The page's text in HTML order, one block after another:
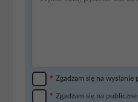
* Zgadzam się na
* Zgadzam się na